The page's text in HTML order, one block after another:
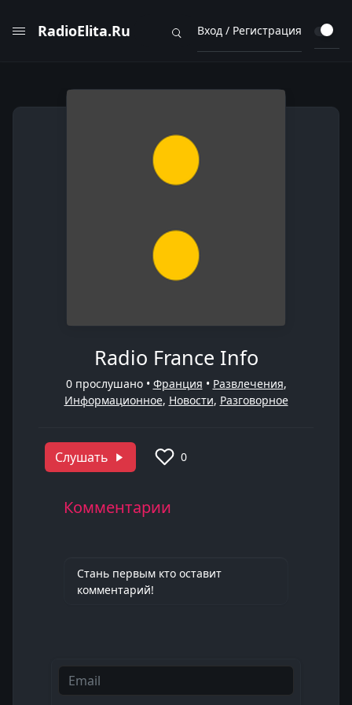
RadioElita.Ru Вход / Регистрация
Radio France Info
0прослушано • Франция • Развлечения,
Информационное, Новости, Разговорное
Слушать 0
Комментарии
Стань первым кто оставит
комментарий!